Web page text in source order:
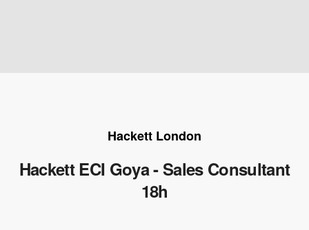
Hackett London
Hackett ECI Goya - Sales Consultant
18h